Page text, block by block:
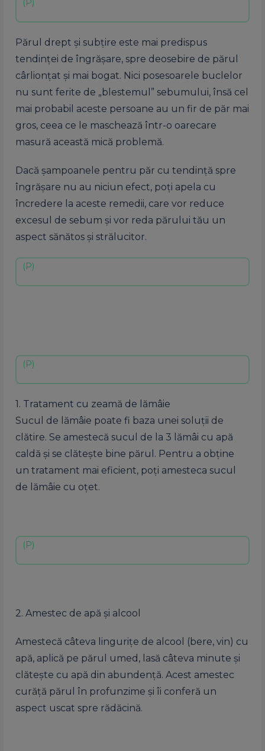
Părul drept şi subţire este mai predispus
tendinţei de îngrăşare, spre deosebire de părul
cârlionţat şi mai bogat. Nici posesoarele buclelor
nu sunt ferite de „blestemul” sebumului, însă cel
mai probabil aceste persoane au un fir de păr mai
gros, ceea ce le maschează într-o oarecare
masură această mică problemă.
Dacă şampoanele pentru păr cu tendinţă spre
îngrăşare nu au niciun efect, poţi apela cu
încredere la aceste remedii, care vor reduce
excesul de sebum şi vor reda părului tău un
aspect sănătos şi strălucitor.
1. Tratament cu zeamă de lămâie
Sucul de lămâie poate fi baza unei soluţii de
clătire. Se amestecă sucul de la 3 lămâi cu apă
caldă şi se clăteşte bine părul. Pentru a obţine
un tratament mai eficient, poţi amesteca sucul
de lămâie cu oţet.
2. Amestec de apă şi alcool
Amestecă câteva linguriţe de alcool (bere, vin) cu
apă, aplică pe părul umed, lasă câteva minute şi
clăteşte cu apă din abundenţă. Acest amestec
curăţă părul în profunzime şi îi conferă un
aspect uscat spre rădăcină.